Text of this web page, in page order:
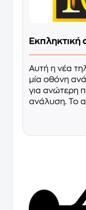
Εκπληκτική
Αυτή η νέα
μία οθόνη
για ανώτερη
ανάλυση. Το